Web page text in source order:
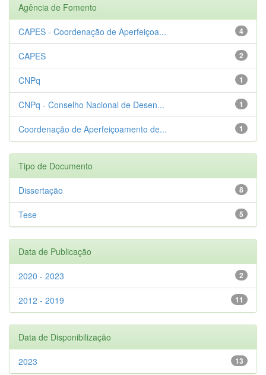
Agência de Fomento
4
CAPES - Coordenação de Aperfeiçoa...
2
CAPES
1
CNPq
1
CNPq - Conselho Nacional de Desen...
1
Coordenação de Aperfeiçoamento de...
Tipo de Documento
8
Dissertação
5
Tese
Data de Publicação
2
2020 - 2023
11
2012 - 2019
Data de Disponibilização
13
2023